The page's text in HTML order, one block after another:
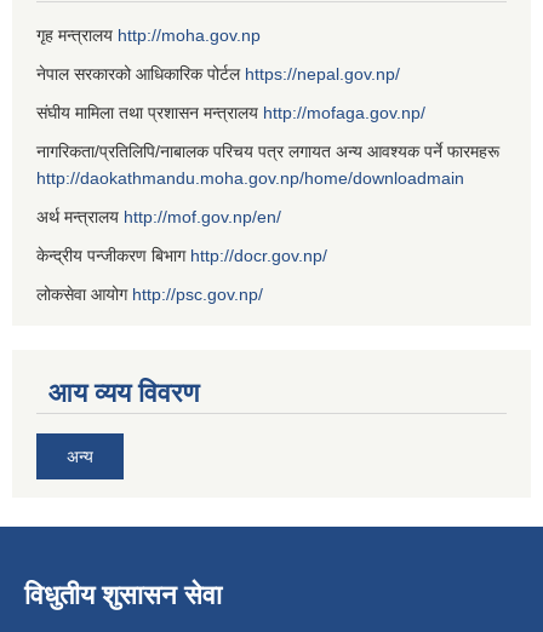
गृह मन्त्रालय http://moha.gov.np
नेपाल सरकारको आधिकारिक पोर्टल https://nepal.gov.np/
संघीय मामिला तथा प्रशासन मन्त्रालय http://mofaga.gov.np/
नागरिकता/प्रतिलिपि/नाबालक परिचय पत्र लगायत अन्य आवश्यक पर्ने फारमहरू
http://daokathmandu.moha.gov.np/home/downloadmain
अर्थ मन्त्रालय http://mof.gov.np/en/
केन्द्रीय पन्जीकरण बिभाग http://docr.gov.np/
लोकसेवा आयोग http://psc.gov.np/
आय व्यय विवरण
अन्य
विधुतीय शुसासन सेवा